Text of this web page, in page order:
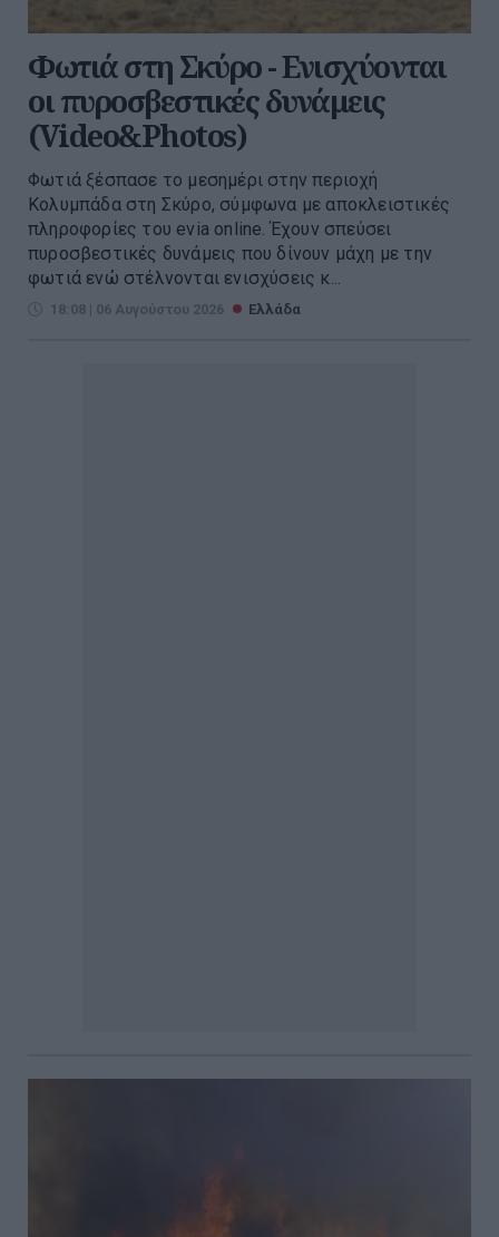
Φωτιά στη Σκύρο - Ενισχύονται
οι πυροσβεστικές δυνάμεις
(Video&Photos)
Φωτιά ξέσπασε το μεσημέρι στην περιοχή
Κολυμπάδα στη Σκύρο, σύμφωνα με αποκλειστικές
πληροφορίες του evia online. Έχουν σπεύσει
πυροσβεστικές δυνάμεις που δίνουν μάχη με την
φωτιά ενώ στέλνονται ενισχύσεις κ...
18:08 | 06 Αυγούστου 2026 Ελλάδα